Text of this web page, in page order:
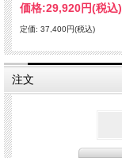
価格:29,920円(税込)
定価: 37,400円(税込)
注文